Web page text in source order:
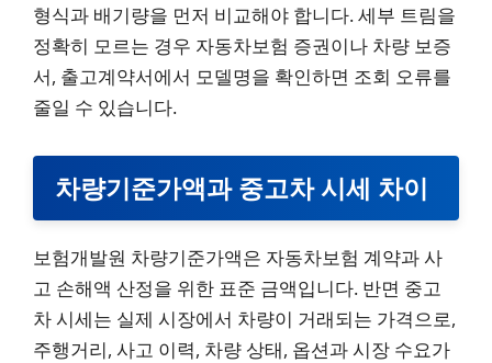
형식과 배기량을 먼저 비교해야 합니다. 세부 트림을
정확히 모르는 경우 자동차보험 증권이나 차량 보증
서, 출고계약서에서 모델명을 확인하면 조회 오류를
줄일 수 있습니다.
차량기준가액과 중고차 시세 차이
보험개발원 차량기준가액은 자동차보험 계약과 사
고 손해액 산정을 위한 표준 금액입니다. 반면 중고
차 시세는 실제 시장에서 차량이 거래되는 가격으로,
주행거리, 사고 이력, 차량 상태, 옵션과 시장 수요가